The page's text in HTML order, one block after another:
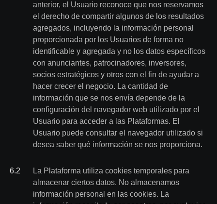
anterior, el Usuario reconoce que nos reservamos
el derecho de compartir algunos de los resultados
agregados, incluyendo la información personal
proporcionada por los Usuarios de forma no
identificable y agregada y no los datos específicos
con anunciantes, patrocinadores, inversores,
socios estratégicos y otros con el fin de ayudar a
hacer crecer el negocio. La cantidad de
información que se nos envía depende de la
configuración del navegador web utilizado por el
Usuario para acceder a las Plataformas. El
Usuario puede consultar el navegador utilizado si
desea saber qué información se nos proporciona.
6.2
La Plataforma utiliza cookies temporales para
almacenar ciertos datos. No almacenamos
información personal en las cookies. La